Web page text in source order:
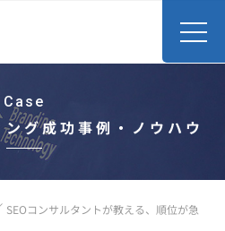
Case
グ成功事例・ノウハウ
SEOコンサルタントが教える、順位が急